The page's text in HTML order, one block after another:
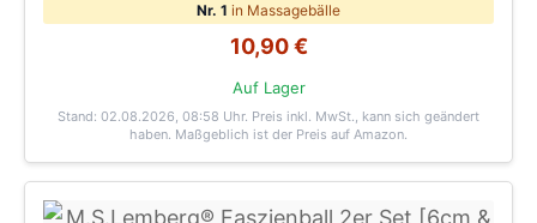
Nr. 1 in Massagebälle
10,90 €
Auf Lager
Stand: 02.08.2026, 08:58 Uhr. Preis inkl. MwSt., kann sich geändert
haben. Maßgeblich ist der Preis auf Amazon.